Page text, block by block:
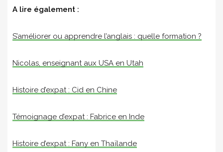
A lire également :
S’améliorer ou apprendre l’anglais : quelle formation ?
Nicolas, enseignant aux USA en Utah
Histoire d’expat : Cid en Chine
Témoignage d’expat : Fabrice en Inde
Histoire d’expat : Fany en Thaïlande